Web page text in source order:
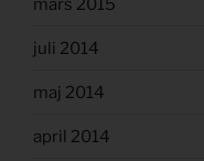
mars 2015
juli 2014
maj 2014
april 2014